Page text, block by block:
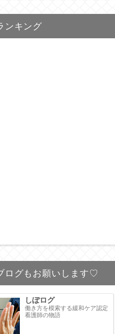
ンキング
ログもお願いします♡
しぽログ
働き方を模索する緩和ケア認定
看護師の物語